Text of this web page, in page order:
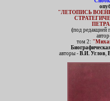
"ЛЕТОПИСЬ
(под редакцией
том 2:
авторы - В.И. Углов,